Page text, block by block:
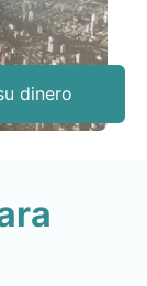
dinero